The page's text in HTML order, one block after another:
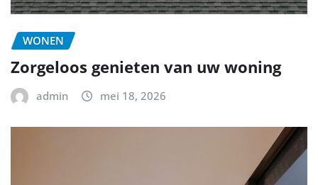
WONEN
Zorgeloos genieten van uw woning
admin mei 18, 2026